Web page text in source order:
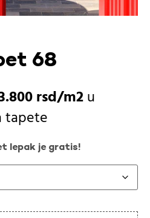
68
rsd
u
tapete
lepak je gratis!